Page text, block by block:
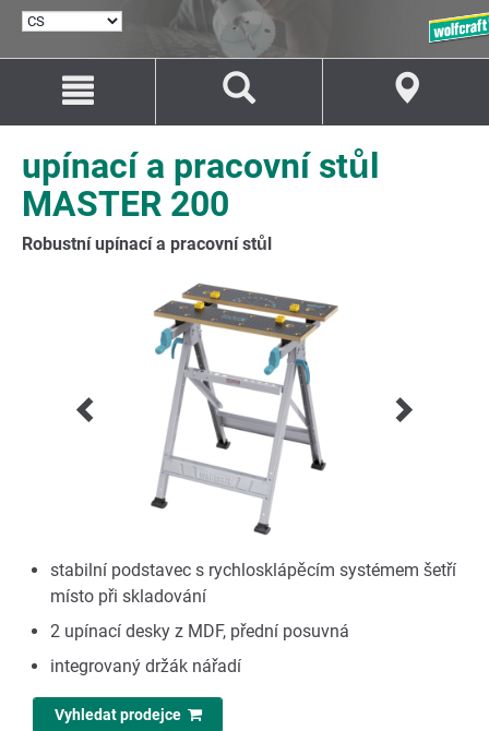
Obsah
Navigaci
upínací a pracovní stůl
MASTER 200
Robustní upínací a pracovní stůl
stabilní podstavec s rychlosklápěcím systémem šetří
místo při skladování
2 upínací desky z MDF, přední posuvná
integrovaný držák nářadí
Vyhledat prodejce